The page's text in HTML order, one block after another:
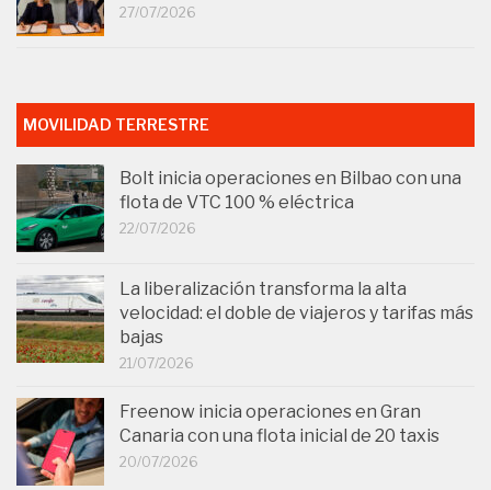
27/07/2026
MOVILIDAD TERRESTRE
Bolt inicia operaciones en Bilbao con una
flota de VTC 100 % eléctrica
22/07/2026
La liberalización transforma la alta
velocidad: el doble de viajeros y tarifas más
bajas
21/07/2026
Freenow inicia operaciones en Gran
Canaria con una flota inicial de 20 taxis
20/07/2026